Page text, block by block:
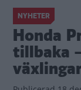
NYHETER
Honda
tillbaka